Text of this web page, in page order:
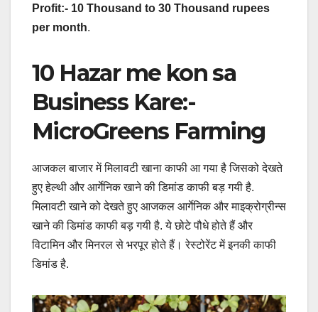
Profit:- 10 Thousand to 30 Thousand rupees
per month.
10 Hazar me kon sa
Business Kare:-
MicroGreens Farming
आजकल बाजार में मिलावटी खाना काफी आ गया है जिसको देखते
हुए हेल्थी और आर्गेनिक खाने की डिमांड काफी बड़ गयी है.
मिलावटी खाने को देखते हुए आजकल आर्गेनिक और माइक्रोग्रीन्स
खाने की डिमांड काफी बड़ गयी है. ये छोटे पौधे होते हैं और
विटामिन और मिनरल से भरपूर होते हैं। रेस्टोरेंट में इनकी काफी
डिमांड है.